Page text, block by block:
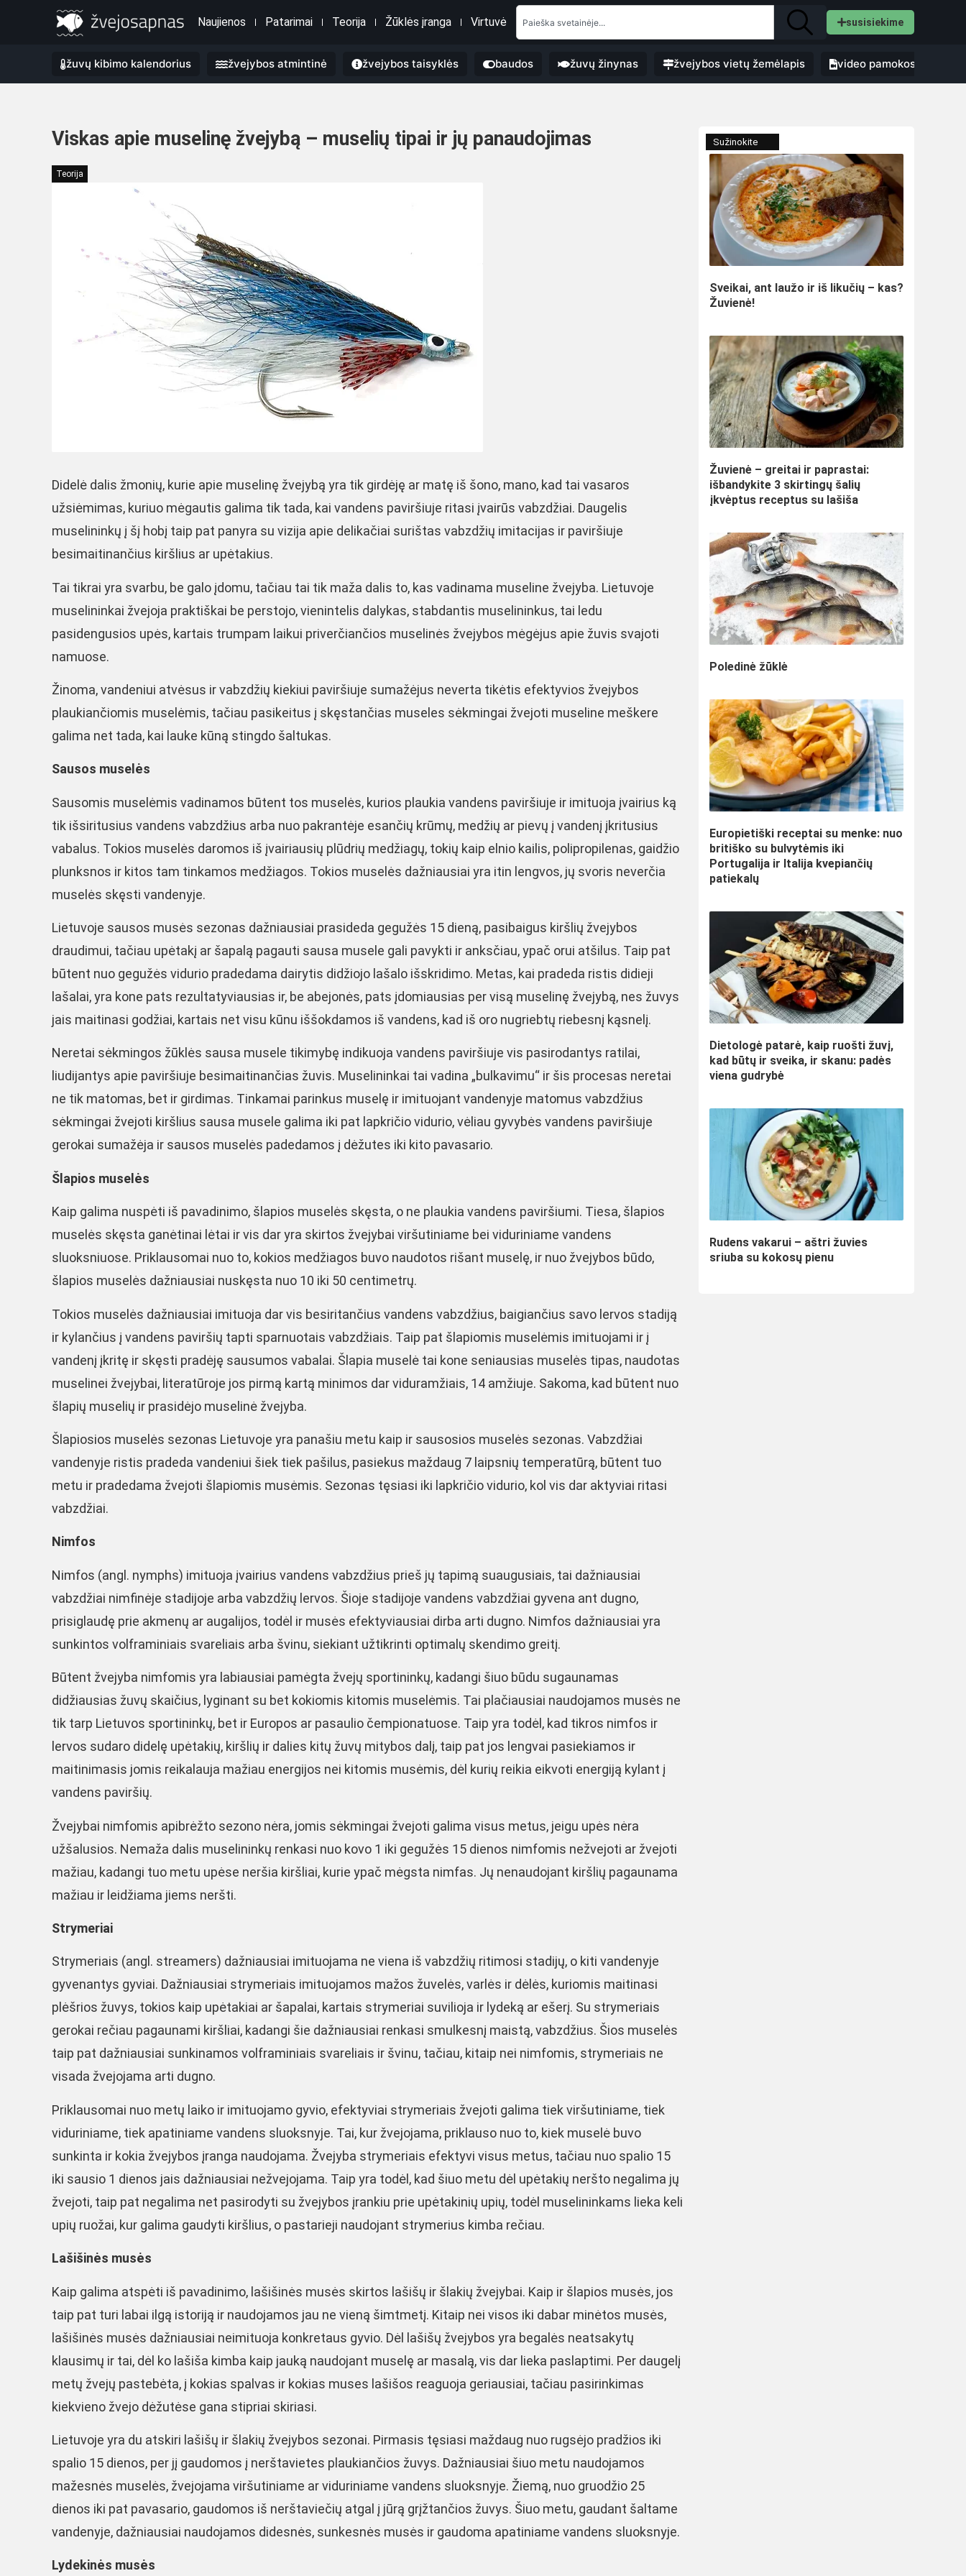
Naujienos Patarimai Teorija Žūklės įranga Virtuvė susisiekime
žuvų kibimo kalendorius žvejybos atmintinė žvejybos taisyklės baudos žuvų žinynas žvejybos vietų žemėlapis video pamokos
Viskas apie muselinę žvejybą – muselių tipai ir jų panaudojimas
Teorija
Didelė dalis žmonių, kurie apie muselinę žvejybą yra tik girdėję ar matę iš šono, mano, kad tai vasaros
užsiėmimas, kuriuo mėgautis galima tik tada, kai vandens paviršiuje ritasi įvairūs vabzdžiai. Daugelis
muselininkų į šį hobį taip pat panyra su vizija apie delikačiai surištas vabzdžių imitacijas ir paviršiuje
besimaitinančius kiršlius ar upėtakius.
Tai tikrai yra svarbu, be galo įdomu, tačiau tai tik maža dalis to, kas vadinama museline žvejyba. Lietuvoje
muselininkai žvejoja praktiškai be perstojo, vienintelis dalykas, stabdantis muselininkus, tai ledu
pasidengusios upės, kartais trumpam laikui priverčiančios muselinės žvejybos mėgėjus apie žuvis svajoti
namuose.
Žinoma, vandeniui atvėsus ir vabzdžių kiekiui paviršiuje sumažėjus neverta tikėtis efektyvios žvejybos
plaukiančiomis muselėmis, tačiau pasikeitus į skęstančias museles sėkmingai žvejoti museline meškere
galima net tada, kai lauke kūną stingdo šaltukas.
Sausos muselės
Sausomis muselėmis vadinamos būtent tos muselės, kurios plaukia vandens paviršiuje ir imituoja įvairius ką
tik išsiritusius vandens vabzdžius arba nuo pakrantėje esančių krūmų, medžių ar pievų į vandenį įkritusius
vabalus. Tokios muselės daromos iš įvairiausių plūdrių medžiagų, tokių kaip elnio kailis, polipropilenas, gaidžio
plunksnos ir kitos tam tinkamos medžiagos. Tokios muselės dažniausiai yra itin lengvos, jų svoris neverčia
muselės skęsti vandenyje.
Lietuvoje sausos musės sezonas dažniausiai prasideda gegužės 15 dieną, pasibaigus kiršlių žvejybos
draudimui, tačiau upėtakį ar šapalą pagauti sausa musele gali pavykti ir anksčiau, ypač orui atšilus. Taip pat
būtent nuo gegužės vidurio pradedama dairytis didžiojo lašalo išskridimo. Metas, kai pradeda ristis didieji
lašalai, yra kone pats rezultatyviausias ir, be abejonės, pats įdomiausias per visą muselinę žvejybą, nes žuvys
jais maitinasi godžiai, kartais net visu kūnu iššokdamos iš vandens, kad iš oro nugriebtų riebesnį kąsnelį.
Neretai sėkmingos žūklės sausa musele tikimybę indikuoja vandens paviršiuje vis pasirodantys ratilai,
liudijantys apie paviršiuje besimaitinančias žuvis. Muselininkai tai vadina „bulkavimu“ ir šis procesas neretai
ne tik matomas, bet ir girdimas. Tinkamai parinkus muselę ir imituojant vandenyje matomus vabzdžius
sėkmingai žvejoti kiršlius sausa musele galima iki pat lapkričio vidurio, vėliau gyvybės vandens paviršiuje
gerokai sumažėja ir sausos muselės padedamos į dėžutes iki kito pavasario.
Šlapios muselės
Kaip galima nuspėti iš pavadinimo, šlapios muselės skęsta, o ne plaukia vandens paviršiumi. Tiesa, šlapios
muselės skęsta ganėtinai lėtai ir vis dar yra skirtos žvejybai viršutiniame bei viduriniame vandens
sluoksniuose. Priklausomai nuo to, kokios medžiagos buvo naudotos rišant muselę, ir nuo žvejybos būdo,
šlapios muselės dažniausiai nuskęsta nuo 10 iki 50 centimetrų.
Tokios muselės dažniausiai imituoja dar vis besiritančius vandens vabzdžius, baigiančius savo lervos stadiją
ir kylančius į vandens paviršių tapti sparnuotais vabzdžiais. Taip pat šlapiomis muselėmis imituojami ir į
vandenį įkritę ir skęsti pradėję sausumos vabalai. Šlapia muselė tai kone seniausias muselės tipas, naudotas
muselinei žvejybai, literatūroje jos pirmą kartą minimos dar viduramžiais, 14 amžiuje. Sakoma, kad būtent nuo
šlapių muselių ir prasidėjo muselinė žvejyba.
Šlapiosios muselės sezonas Lietuvoje yra panašiu metu kaip ir sausosios muselės sezonas. Vabzdžiai
vandenyje ristis pradeda vandeniui šiek tiek pašilus, pasiekus maždaug 7 laipsnių temperatūrą, būtent tuo
metu ir pradedama žvejoti šlapiomis musėmis. Sezonas tęsiasi iki lapkričio vidurio, kol vis dar aktyviai ritasi
vabzdžiai.
Nimfos
Nimfos (angl. nymphs) imituoja įvairius vandens vabzdžius prieš jų tapimą suaugusiais, tai dažniausiai
vabzdžiai nimfinėje stadijoje arba vabzdžių lervos. Šioje stadijoje vandens vabzdžiai gyvena ant dugno,
prisiglaudę prie akmenų ar augalijos, todėl ir musės efektyviausiai dirba arti dugno. Nimfos dažniausiai yra
sunkintos volframiniais svareliais arba švinu, siekiant užtikrinti optimalų skendimo greitį.
Būtent žvejyba nimfomis yra labiausiai pamėgta žvejų sportininkų, kadangi šiuo būdu sugaunamas
didžiausias žuvų skaičius, lyginant su bet kokiomis kitomis muselėmis. Tai plačiausiai naudojamos musės ne
tik tarp Lietuvos sportininkų, bet ir Europos ar pasaulio čempionatuose. Taip yra todėl, kad tikros nimfos ir
lervos sudaro didelę upėtakių, kiršlių ir dalies kitų žuvų mitybos dalį, taip pat jos lengvai pasiekiamos ir
maitinimasis jomis reikalauja mažiau energijos nei kitomis musėmis, dėl kurių reikia eikvoti energiją kylant į
vandens paviršių.
Žvejybai nimfomis apibrėžto sezono nėra, jomis sėkmingai žvejoti galima visus metus, jeigu upės nėra
užšalusios. Nemaža dalis muselininkų renkasi nuo kovo 1 iki gegužės 15 dienos nimfomis nežvejoti ar žvejoti
mažiau, kadangi tuo metu upėse neršia kiršliai, kurie ypač mėgsta nimfas. Jų nenaudojant kiršlių pagaunama
mažiau ir leidžiama jiems neršti.
Strymeriai
Strymeriais (angl. streamers) dažniausiai imituojama ne viena iš vabzdžių ritimosi stadijų, o kiti vandenyje
gyvenantys gyviai. Dažniausiai strymeriais imituojamos mažos žuvelės, varlės ir dėlės, kuriomis maitinasi
plėšrios žuvys, tokios kaip upėtakiai ar šapalai, kartais strymeriai suvilioja ir lydeką ar ešerį. Su strymeriais
gerokai rečiau pagaunami kiršliai, kadangi šie dažniausiai renkasi smulkesnį maistą, vabzdžius. Šios muselės
taip pat dažniausiai sunkinamos volframiniais svareliais ir švinu, tačiau, kitaip nei nimfomis, strymeriais ne
visada žvejojama arti dugno.
Priklausomai nuo metų laiko ir imituojamo gyvio, efektyviai strymeriais žvejoti galima tiek viršutiniame, tiek
viduriniame, tiek apatiniame vandens sluoksnyje. Tai, kur žvejojama, priklauso nuo to, kiek muselė buvo
sunkinta ir kokia žvejybos įranga naudojama. Žvejyba strymeriais efektyvi visus metus, tačiau nuo spalio 15
iki sausio 1 dienos jais dažniausiai nežvejojama. Taip yra todėl, kad šiuo metu dėl upėtakių neršto negalima jų
žvejoti, taip pat negalima net pasirodyti su žvejybos įrankiu prie upėtakinių upių, todėl muselininkams lieka keli
upių ruožai, kur galima gaudyti kiršlius, o pastarieji naudojant strymerius kimba rečiau.
Lašišinės musės
Kaip galima atspėti iš pavadinimo, lašišinės musės skirtos lašišų ir šlakių žvejybai. Kaip ir šlapios musės, jos
taip pat turi labai ilgą istoriją ir naudojamos jau ne vieną šimtmetį. Kitaip nei visos iki dabar minėtos musės,
lašišinės musės dažniausiai neimituoja konkretaus gyvio. Dėl lašišų žvejybos yra begalės neatsakytų
klausimų ir tai, dėl ko lašiša kimba kaip jauką naudojant muselę ar masalą, vis dar lieka paslaptimi. Per daugelį
metų žvejų pastebėta, į kokias spalvas ir kokias muses lašišos reaguoja geriausiai, tačiau pasirinkimas
kiekvieno žvejo dėžutėse gana stipriai skiriasi.
Lietuvoje yra du atskiri lašišų ir šlakių žvejybos sezonai. Pirmasis tęsiasi maždaug nuo rugsėjo pradžios iki
spalio 15 dienos, per jį gaudomos į nerštavietes plaukiančios žuvys. Dažniausiai šiuo metu naudojamos
mažesnės muselės, žvejojama viršutiniame ar viduriniame vandens sluoksnyje. Žiemą, nuo gruodžio 25
dienos iki pat pavasario, gaudomos iš nerštaviečių atgal į jūrą grįžtančios žuvys. Šiuo metu, gaudant šaltame
vandenyje, dažniausiai naudojamos didesnės, sunkesnės musės ir gaudoma apatiniame vandens sluoksnyje.
Lydekinės musės
Sužinokite
Sveikai, ant laužo ir iš likučių – kas?
Žuvienė!
Žuvienė – greitai ir paprastai:
išbandykite 3 skirtingų šalių
įkvėptus receptus su lašiša
Poledinė žūklė
Europietiški receptai su menke: nuo
britiško su bulvytėmis iki
Portugalija ir Italija kvepiančių
patiekalų
Dietologė patarė, kaip ruošti žuvį,
kad būtų ir sveika, ir skanu: padės
viena gudrybė
Rudens vakarui – aštri žuvies
sriuba su kokosų pienu